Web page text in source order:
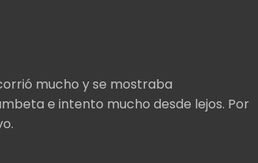
mucho y se mostraba
e intento mucho desde lejos. Por